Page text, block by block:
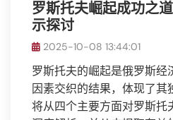
罗斯托夫崛起成功之
示探讨
2025-10-08 13:44:01
罗斯托夫的崛起是俄罗斯经
因素交织的结果，体现了
将从四个主要方面对罗斯托